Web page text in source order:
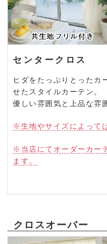
センタークロス
ヒダをたっぷりとったカ
せたスタイルカーテン。
優しい雰囲気と上品な雰
す。
※生地やサイズによって
※当店にてオーダーカー
ます。
クロスオーバー